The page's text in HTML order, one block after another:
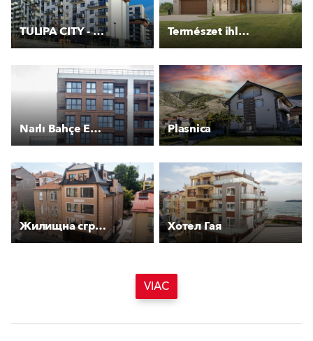
TULIPA CITY - objekt E a D Természet ihlette színvilág
Narlı Bahçe Evleri Plasnica
Жилищна сграда Дунав Хотел Гая
VIAC